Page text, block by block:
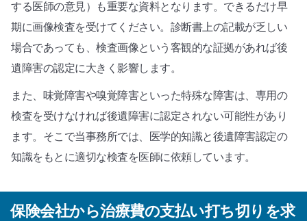
する医師の意見）も重要な資料となります。できるだけ早
期に画像検査を受けてください。診断書上の記載が乏しい
場合であっても、検査画像という客観的な証拠があれば後
遺障害の認定に大きく影響します。
また、味覚障害や嗅覚障害といった特殊な障害は、専用の
検査を受けなければ後遺障害に認定されない可能性があり
ます。そこで当事務所では、医学的知識と後遺障害認定の
知識をもとに適切な検査を医師に依頼しています。
保険会社から治療費の支払い打ち切りを求